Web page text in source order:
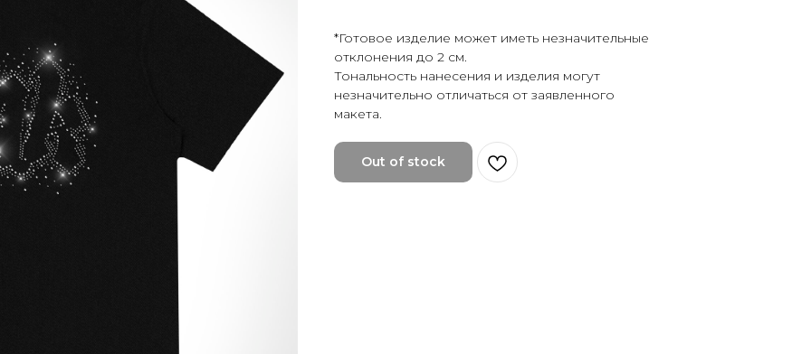
*Готовое изделие может иметь незначительные
отклонения до 2 см.
Тональность нанесения и изделия могут
незначительно отличаться от заявленного
макета.
Out of stock